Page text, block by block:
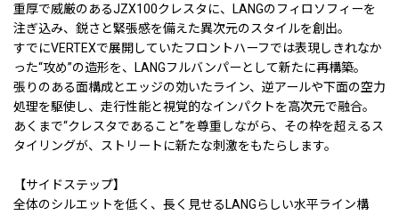
重厚で威厳のあるJZX100クレスタに、LANGのフィロソフィーを
注ぎ込み、鋭さと緊張感を備えた異次元のスタイルを創出。
すでにVERTEXで展開していたフロントハーフでは表現しきれなか
った“攻め”の造形を、LANGフルバンパーとして新たに再構築。
張りのある面構成とエッジの効いたライン、逆アールや下面の空力
処理を駆使し、走行性能と視覚的なインパクトを高次元で融合。
あくまで“クレスタであること”を尊重しながら、その枠を超えるス
タイリングが、ストリートに新たな刺激をもたらします。
【サイドステップ】
全体のシルエットを低く、長く見せるLANGらしい水平ライン構